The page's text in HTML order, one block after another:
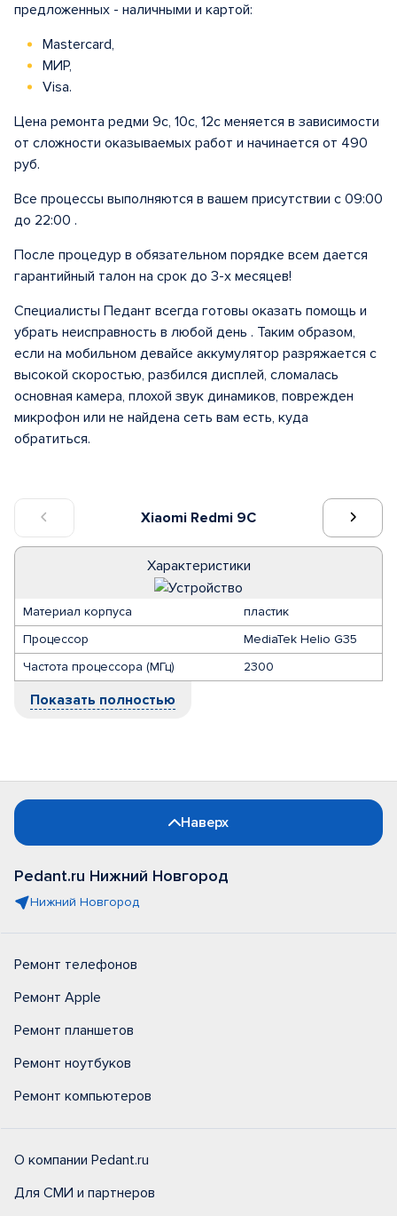
Xiaomi Redmi 9C
Характеристики
Материал корпуса
пластик
Процессор
MediaTek Helio G35
Частота процессора (МГц)
2300
Показать полностью
предложенных - наличными и картой:
Mastercard,
МИР,
Visa.
Цена ремонта редми 9с, 10с, 12с меняется в зависимости
от сложности оказываемых работ и начинается от 490
руб.
Все процессы выполняются в вашем присутствии с 09:00
до 22:00 .
После процедур в обязательном порядке всем дается
гарантийный талон на срок до 3-х месяцев!
Специалисты Педант всегда готовы оказать помощь и
убрать неисправность в любой день . Таким образом,
если на мобильном девайсе аккумулятор разряжается с
высокой скоростью, разбился дисплей, сломалась
основная камера, плохой звук динамиков, поврежден
микрофон или не найдена сеть вам есть, куда
обратиться.
Наверх
Pedant.ru Нижний Новгород
Нижний Новгород
Ремонт телефонов
Ремонт Apple
Ремонт планшетов
Ремонт ноутбуков
Ремонт компьютеров
О компании Pedant.ru
Для СМИ и партнеров